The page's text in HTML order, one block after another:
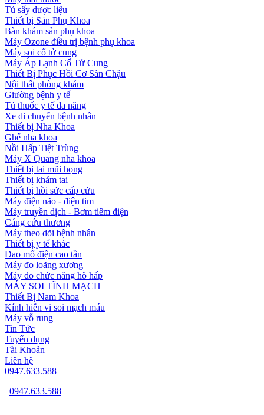
Tủ sấy dược liệu
Thiết bị Sản Phụ Khoa
Bàn khám sản phụ khoa
Máy Ozone điều trị bệnh phụ khoa
Máy soi cổ tử cung
Máy Áp Lạnh Cổ Tử Cung
Thiết Bị Phục Hồi Cơ Sàn Chậu
Nội thất phòng khám
Giường bệnh y tế
Tủ thuốc y tế đa năng
Xe di chuyển bệnh nhân
Thiết bị Nha Khoa
Ghế nha khoa
Nồi Hấp Tiệt Trùng
Máy X Quang nha khoa
Thiết bị tai mũi họng
Thiết bị khám tai
Thiết bị hồi sức cấp cứu
Máy điện não - điện tim
Máy truyền dịch - Bơm tiêm điện
Cáng cứu thương
Máy theo dõi bệnh nhân
Thiết bị y tế khác
Dao mổ điện cao tần
Máy đo loãng xương
Máy đo chức năng hô hấp
MÁY SOI TĨNH MẠCH
Thiết Bị Nam Khoa
Kính hiển vi soi mạch máu
Máy vỗ rung
Tin Tức
Tuyển dụng
Tài Khoản
Liên hệ
0947.633.588
0947.633.588